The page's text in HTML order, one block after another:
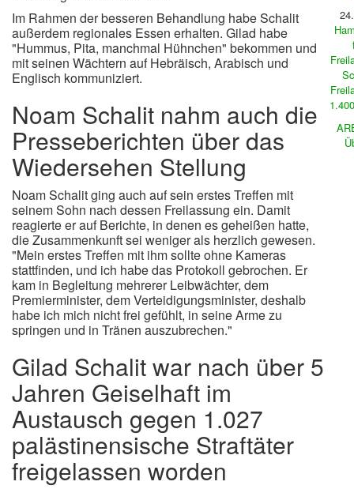
Im Rahmen der besseren Behandlung habe Schalit
außerdem regionales Essen erhalten. Gilad habe
"Hummus, Pita, manchmal Hühnchen" bekommen und
mit seinen Wächtern auf Hebräisch, Arabisch und
Englisch kommuniziert.
Noam Schalit nahm auch die
Presseberichten über das
Wiedersehen Stellung
Noam Schalit ging auch auf sein erstes Treffen mit
seinem Sohn nach dessen Freilassung ein. Damit
reagierte er auf Berichte, in denen es geheißen hatte,
die Zusammenkunft sei weniger als herzlich gewesen.
"Mein erstes Treffen mit ihm sollte ohne Kameras
stattfinden, und ich habe das Protokoll gebrochen. Er
kam in Begleitung mehrerer Leibwächter, dem
Premierminister, dem Verteidigungsminister, deshalb
habe ich mich nicht frei gefühlt, in seine Arme zu
springen und in Tränen auszubrechen."
Gilad Schalit war nach über 5
Jahren Geiselhaft im
Austausch gegen 1.027
palästinensische Straftäter
freigelassen worden